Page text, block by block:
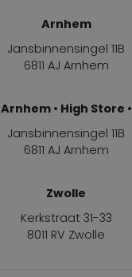
Arnhem
Jansbinnensingel 11B
6811 AJ Arnhem
Arnhem • High Store •
Jansbinnensingel 11B
6811 AJ Arnhem
Zwolle
Kerkstraat 31-33
8011 RV Zwolle